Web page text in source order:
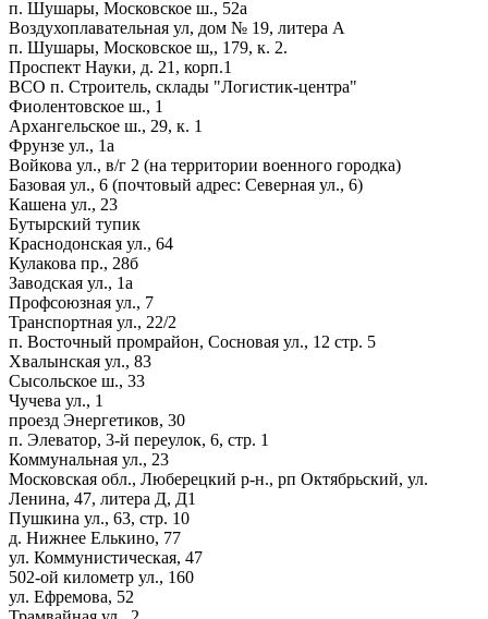
п. Шушары, Московское ш., 52а
Воздухоплавательная ул, дом № 19, литера А
п. Шушары, Московское ш,, 179, к. 2.
Проспект Науки, д. 21, корп.1
ВСО п. Строитель, склады "Логистик-центра"
Фиолентовское ш., 1
Архангельское ш., 29, к. 1
Фрунзе ул., 1а
Войкова ул., в/г 2 (на территории военного городка)
Базовая ул., 6 (почтовый адрес: Северная ул., 6)
Кашена ул., 23
Бутырский тупик
Краснодонская ул., 64
Кулакова пр., 28б
Заводская ул., 1а
Профсоюзная ул., 7
Транспортная ул., 22/2
п. Восточный промрайон, Сосновая ул., 12 стр. 5
Хвалынская ул., 83
Сысольское ш., 33
Чучева ул., 1
проезд Энергетиков, 30
п. Элеватор, 3-й переулок, 6, стр. 1
Коммунальная ул., 23
Московская обл., Люберецкий р-н., рп Октябрьский, ул.
Ленина, 47, литера Д, Д1
Пушкина ул., 63, стр. 10
д. Нижнее Елькино, 77
ул. Коммунистическая, 47
502-ой километр ул., 160
ул. Ефремова, 52